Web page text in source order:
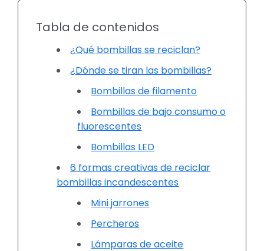
Tabla de contenidos
¿Qué bombillas se reciclan?
¿Dónde se tiran las bombillas?
Bombillas de filamento
Bombillas de bajo consumo o
fluorescentes
Bombillas LED
6 formas creativas de reciclar
bombillas incandescentes
Mini jarrones
Percheros
Lámparas de aceite